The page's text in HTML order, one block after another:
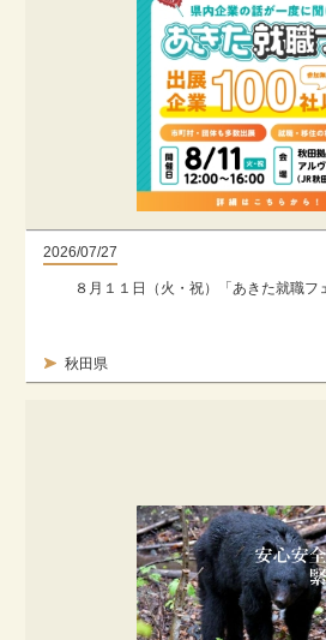
2026/07/27
秋田県
８月１１日（火・祝）「あきた就職フ